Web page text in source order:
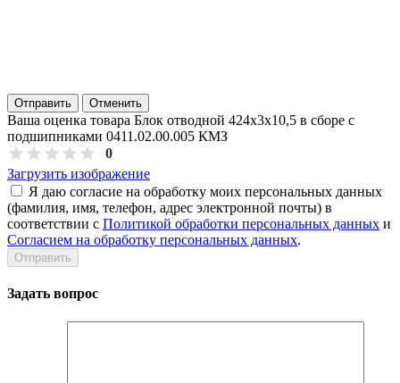
Отправить Отменить
Ваша оценка товара Блок отводной 424х3х10,5 в сборе с
подшипниками 0411.02.00.005 КМЗ
0
Загрузить изображение
Я даю согласие на обработку моих персональных данных
(фамилия, имя, телефон, адрес электронной почты) в
соответствии с Политикой обработки персональных данных и
Согласием на обработку персональных данных.
Задать вопрос